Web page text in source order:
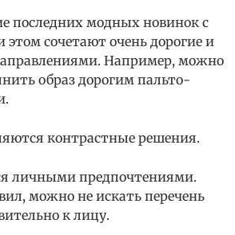
последних модных новинок с
сочетают очень дорогие и
Например, можно
образ дорогим пальто-
контрастные решения.
личными предпочтениями.
можно не искать перечень
к лицу.